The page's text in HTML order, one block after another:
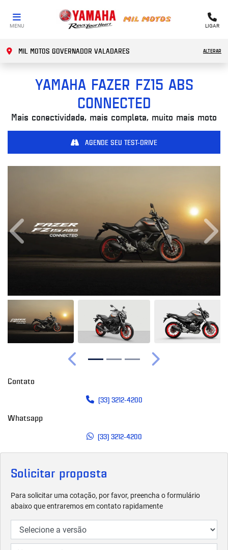
MENU LIGAR
MIL MOTOS GOVERNADOR VALADARES ALTERAR
YAMAHAFAZER FZ15 ABS
CONNECTED
Mais conectividade, mais completa, muito mais moto
AGENDE SEU TEST-DRIVE
Solicitar proposta
Para solicitar uma cotação, por favor, preencha o formulário
abaixo que entraremos em contato rapidamente
Anterior
Anterior Próximo
Contato
(33) 3212-4200
Whatsapp
(33) 3212-4200